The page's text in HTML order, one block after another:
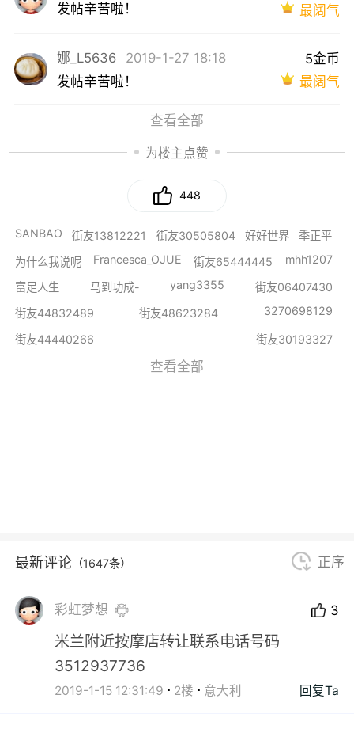
发帖辛苦啦！
最阔气
娜_L5636
2019-1-27 18:18
发帖辛苦啦！
5金币
最阔气
查看全部
为楼主点赞
448
SANBAO 街友13812221 街友30505804 好好世界
季正平
为什么我说呢
Francesca_OJUE 街友65444445 mhh1207
富足人生 马到功成- yang3355
街友06407430
街友44832489
街友48623284 3270698129
街友44440266 街友30193327
查看全部
最新评论 （1647条） 正序
彩虹梦想 3
米兰附近按摩店转让联系电话号码
3512937736
2019-1-15 12:31:49 2楼 意大利 回复Ta